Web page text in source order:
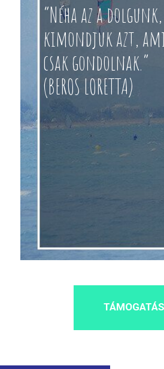
“Néha az a
kimondjuk azt,
csak gondolnak.”
(BEROS LORETTA)
TÁMOGATÁS